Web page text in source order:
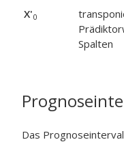
X'0
Spalten
Das